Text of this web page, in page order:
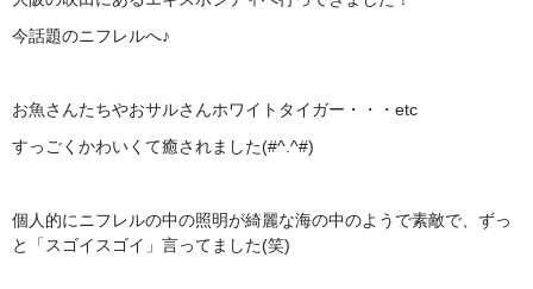
今話題のニフレルへ♪
お魚さんたちやおサルさんホワイトタイガー・・・etc
すっごくかわいくて癒されました(#^.^#)
個人的にニフレルの中の照明が綺麗な海の中のようで素敵で、ずっ
と「スゴイスゴイ」言ってました(笑)